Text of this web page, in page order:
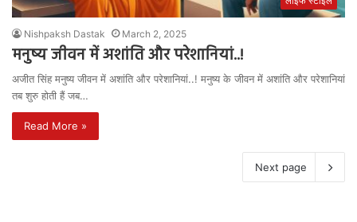
Nishpaksh Dastak March 2, 2025
मनुष्य जीवन में अशांति और परेशानियां..!
अजीत सिंह मनुष्य जीवन में अशांति और परेशानियां..! मनुष्य के जीवन में अशांति और परेशानियां
तब शुरु होती हैं जब…
Read More »
Next page